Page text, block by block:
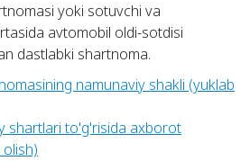
yoki sotuvchi va
avtomobil oldi-sotdisi
dastlabki shartnoma.
namunaviy shakli (yuklab
shartlari to'g'risida axborot